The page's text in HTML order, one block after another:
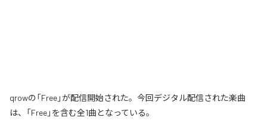
qrowの「Free」が配信開始された。今回デジタル配信された楽曲
は、「Free」を含む全1曲となっている。